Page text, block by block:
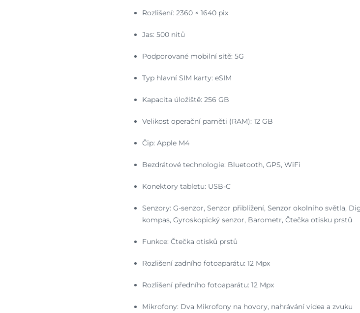
Rozlišení: 2360 × 1640 pix
Jas: 500 nitů
Podporované mobilní sítě: 5G
Typ hlavní SIM karty: eSIM
Kapacita úložiště: 256 GB
Velikost operační paměti (RAM): 12 GB
Čip: Apple M4
Bezdrátové technologie: Bluetooth, GPS, WiFi
Konektory tabletu: USB-C
Senzory: G-senzor, Senzor přiblížení, Senzor okolního světla,
kompas, Gyroskopický senzor, Barometr, Čtečka otisku prstů
Funkce: Čtečka otisků prstů
Rozlišení zadního fotoaparátu: 12 Mpx
Rozlišení předního fotoaparátu: 12 Mpx
Mikrofony: Dva Mikrofony na hovory, nahrávání videa a zvuku